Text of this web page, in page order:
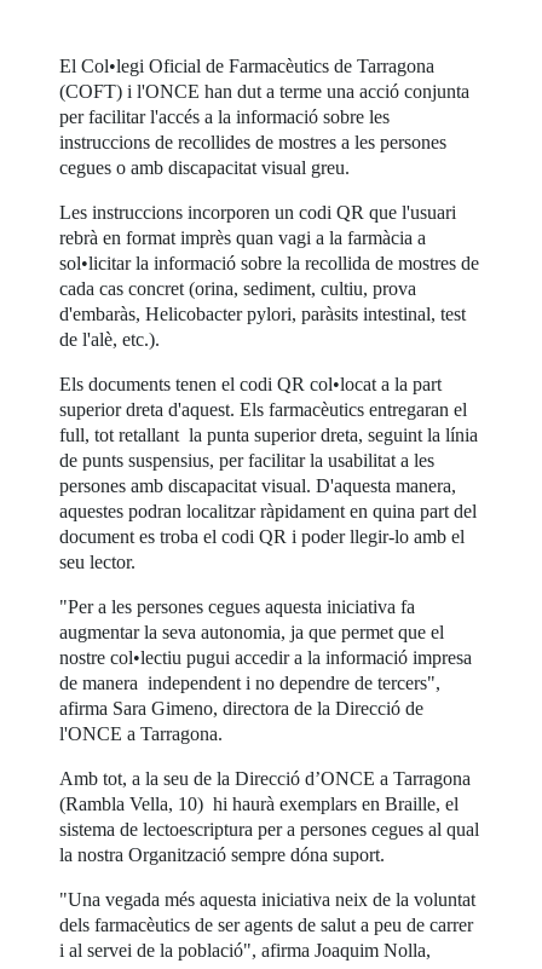
El Col•legi Oficial de Farmacèutics de Tarragona
(COFT) i l'ONCE han dut a terme una acció conjunta
per facilitar l'accés a la informació sobre les
instruccions de recollides de mostres a les persones
cegues o amb discapacitat visual greu.
Les instruccions incorporen un codi QR que l'usuari
rebrà en format imprès quan vagi a la farmàcia a
sol•licitar la informació sobre la recollida de mostres de
cada cas concret (orina, sediment, cultiu, prova
d'embaràs, Helicobacter pylori, paràsits intestinal, test
de l'alè, etc.).
Els documents tenen el codi QR col•locat a la part
superior dreta d'aquest. Els farmacèutics entregaran el
full, tot retallant la punta superior dreta, seguint la línia
de punts suspensius, per facilitar la usabilitat a les
persones amb discapacitat visual. D'aquesta manera,
aquestes podran localitzar ràpidament en quina part del
document es troba el codi QR i poder llegir-lo amb el
seu lector.
"Per a les persones cegues aquesta iniciativa fa
augmentar la seva autonomia, ja que permet que el
nostre col•lectiu pugui accedir a la informació impresa
de manera independent i no dependre de tercers",
afirma Sara Gimeno, directora de la Direcció de
l'ONCE a Tarragona.
Amb tot, a la seu de la Direcció d’ONCE a Tarragona
(Rambla Vella, 10) hi haurà exemplars en Braille, el
sistema de lectoescriptura per a persones cegues al qual
la nostra Organització sempre dóna suport.
"Una vegada més aquesta iniciativa neix de la voluntat
dels farmacèutics de ser agents de salut a peu de carrer
i al servei de la població", afirma Joaquim Nolla,